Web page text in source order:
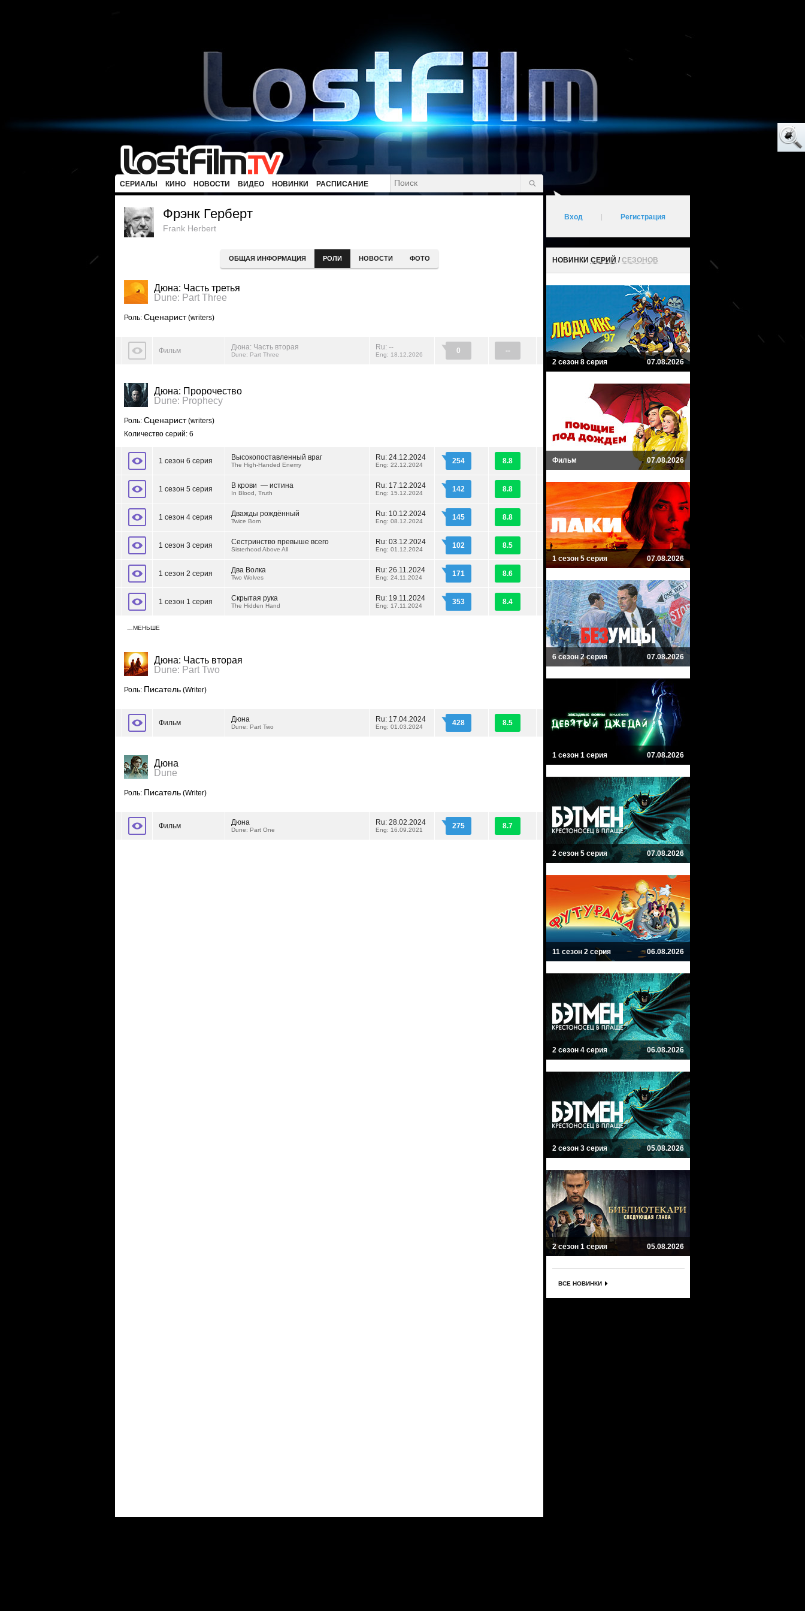
СЕРИАЛЫ КИНО НОВОСТИ ВИДЕО НОВИНКИ РАСПИСАНИЕ
Фрэнк Герберт
Frank Herbert
ОБЩАЯ ИНФОРМАЦИЯ РОЛИ НОВОСТИ ФОТО
Дюна: Часть третья
Dune: Part Three
Роль: Сценарист(writers)
Фильм Дюна: Часть вторая
Dune: Part Three
Ru: --
Eng: 18.12.2026 0 --
Дюна: Пророчество
Dune: Prophecy
Роль: Сценарист(writers)
Количество серий: 6
1 сезон 6 серия Высокопоставленный враг
The High-Handed Enemy
Ru: 24.12.2024
Eng: 22.12.2024 254 8.8
1 сезон 5 серия В крови — истина
In Blood, Truth
Ru: 17.12.2024
Eng: 15.12.2024 142 8.8
1 сезон 4 серия Дважды рождённый
Twice Born
Ru: 10.12.2024
Eng: 08.12.2024 145 8.8
1 сезон 3 серия Сестринство превыше всего
Sisterhood Above All
Ru: 03.12.2024
Eng: 01.12.2024 102 8.5
1 сезон 2 серия Два Волка
Two Wolves
Ru: 26.11.2024
Eng: 24.11.2024 171 8.6
1 сезон 1 серия Скрытая рука
The Hidden Hand
Ru: 19.11.2024
Eng: 17.11.2024 353 8.4
…МЕНЬШЕ
Дюна: Часть вторая
Dune: Part Two
Роль: Писатель (Writer)
Фильм Дюна
Dune: Part Two
Ru: 17.04.2024
Eng: 01.03.2024 428 8.5
Дюна
Dune
Роль: Писатель (Writer)
Фильм Дюна
Dune: Part One
Ru: 28.02.2024
Eng: 16.09.2021 275 8.7
Вход Регистрация
НОВИНКИ СЕРИЙ /СЕЗОНОВ
2 сезон 8 серия 07.08.2026
Фильм 07.08.2026
1 сезон 5 серия 07.08.2026
6 сезон 2 серия 07.08.2026
1 сезон 1 серия 07.08.2026
2 сезон 5 серия 07.08.2026
11 сезон 2 серия 06.08.2026
2 сезон 4 серия 06.08.2026
2 сезон 3 серия 05.08.2026
2 сезон 1 серия 05.08.2026
ВСЕ НОВИНКИ